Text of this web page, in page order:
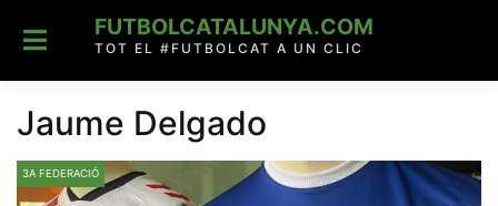
content
FUTBOLCATALUNYA.COM
TOT EL #FUTBOLCAT A UN CLIC
Jaume Delgado
3A FEDERACIÓ